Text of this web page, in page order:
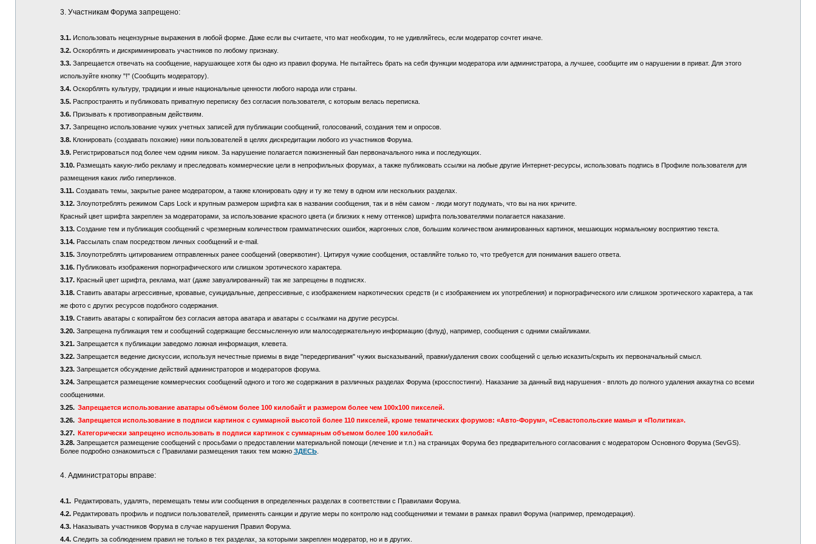
3. Участникам Форума запрещено:
3.1.Использовать нецензурные выражения в любой форме. Даже если вы считаете, что мат необходим, то не удивляйтесь, если модератор сочтет иначе.
3.2.Оскорблять и дискриминировать участников по любому признаку.
3.3.Запрещается отвечать на сообщение, нарушающее хотя бы одно из правил форума. Не пытайтесь брать на себя функции модератора или администратора, а лучшее, сообщите им о нарушении в приват. Для этого
используйте кнопку "!" (Сообщить модератору).
3.4.Оскорблять культуру, традиции и иные национальные ценности любого народа или страны.
3.5.Распространять и публиковать приватную переписку без согласия пользователя, с которым велась переписка.
3.6.Призывать к противоправным действиям.
3.7.Запрещено использование чужих учетных записей для публикации сообщений, голосований, создания тем и опросов.
3.8.Клонировать (создавать похожие) ники пользователей в целях дискредитации любого из участников Форума.
3.9.Регистрироваться под более чем одним ником. За нарушение полагается пожизненный бан первоначального ника и последующих.
3.10.Размещать какую-либо рекламу и преследовать коммерческие цели в непрофильных форумах, а также публиковать ссылки на любые другие Интернет-ресурсы, использовать подпись в Профиле пользователя для
размещения каких либо гиперлинков.
3.11.Создавать темы, закрытые ранее модератором, а также клонировать одну и ту же тему в одном или нескольких разделах.
3.12.Злоупотреблять режимом Caps Lock и крупным размером шрифта как в названии сообщения, так и в нём самом - люди могут подумать, что вы на них кричите.
Красный цвет шрифта закреплен за модераторами, за использование красного цвета (и близких к нему оттенков) шрифта пользователями полагается наказание.
3.13.Создание тем и публикация сообщений с чрезмерным количеством грамматических ошибок, жаргонных слов, большим количеством анимированных картинок, мешающих нормальному восприятию текста.
3.14.Рассылать спам посредством личных сообщений и e-mail.
3.15.Злоупотреблять цитированием отправленных ранее сообщений (оверквотинг). Цитируя чужие сообщения, оставляйте только то, что требуется для понимания вашего ответа.
3.16.Публиковать изображения порнографического или слишком эротического характера.
3.17.Красный цвет шрифта, реклама, мат (даже завуалированный) так же запрещены в подписях.
3.18.Ставить аватары агрессивные, кровавые, суицидальные, депрессивные, с изображением наркотических средств (и с изображением их употребления) и порнографического или слишком эротического характера, а так
же фото с других ресурсов подобного содержания.
3.19.Ставить аватары с копирайтом без согласия автора аватара и аватары с ссылками на другие ресурсы.
3.20.Запрещена публикация тем и сообщений содержащие бессмысленную или малосодержательную информацию (флуд), например, сообщения с одними смайликами.
3.21.Запрещается к публикации заведомо ложная информация, клевета.
3.22.Запрещается ведение дискуссии, используя нечестные приемы в виде "передергивания" чужих высказываний, правки/удаления своих сообщений с целью исказить/скрыть их первоначальный смысл.
3.23.Запрещается обсуждение действий администраторов и модераторов форума.
3.24.Запрещается размещение коммерческих сообщений одного и того же содержания в различных разделах Форума (кросспостинги). Наказание за данный вид нарушения - вплоть до полного удаления аккаутна со всеми
сообщениями.
3.25. Запрещается использование аватары объёмом более 100 килобайт и размером более чем 100х100 пикселей.
3.26. Запрещается использование в подписи картинок с суммарной высотой более 110 пикселей, кроме тематических форумов: «Авто-Форум», «Севастопольские мамы» и «Политика».
3.27. Категорически запрещено использовать в подписи картинок с суммарным объемом более 100 килобайт.
3.28. Запрещается размещение сообщений с просьбами о предоставлении материальной помощи (лечение и т.п.) на страницах Форума без предварительного согласования с модератором Основного Форума (SevGS).
Более подробно ознакомиться с Правилами размещения таких тем можно ЗДЕСЬ.
4. Администраторы вправе:
4.1. Редактировать, удалять, перемещать темы или сообщения в определенных разделах в соответствии с Правилами Форума.
4.2.Редактировать профиль и подписи пользователей, применять санкции и другие меры по контролю над сообщениями и темами в рамках правил Форума (например, премодерация).
4.3.Наказывать участников Форума в случае нарушения Правил Форума.
4.4.Следить за соблюдением правил не только в тех разделах, за которыми закреплен модератор, но и в других.